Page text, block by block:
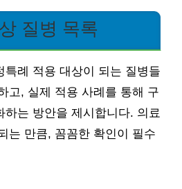
질병 목록
특례 적용 대상이 되는 질병들
고, 실제 적용 사례를 통해 구
하는 방안을 제시합니다. 의료
는 만큼, 꼼꼼한 확인이 필수